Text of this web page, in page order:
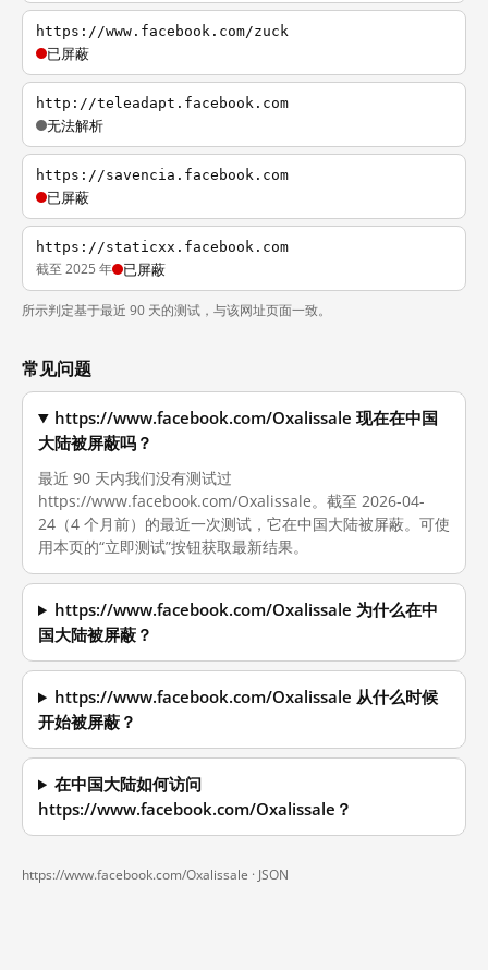
https://www.facebook.com/zuck
已屏蔽
http://teleadapt.facebook.com
无法解析
https://savencia.facebook.com
已屏蔽
https://staticxx.facebook.com
截至 2025 年 已屏蔽
所示判定基于最近 90 天的测试，与该网址页面一致。
常见问题
https://www.facebook.com/Oxalissale 现在在中国
大陆被屏蔽吗？
最近 90 天内我们没有测试过
https://www.facebook.com/Oxalissale。截至 2026-04-
24（4 个月前）的最近一次测试，它在中国大陆被屏蔽。可使
用本页的“立即测试”按钮获取最新结果。
https://www.facebook.com/Oxalissale 为什么在中
国大陆被屏蔽？
https://www.facebook.com/Oxalissale 从什么时候
开始被屏蔽？
在中国大陆如何访问
https://www.facebook.com/Oxalissale？
https://www.facebook.com/Oxalissale · JSON